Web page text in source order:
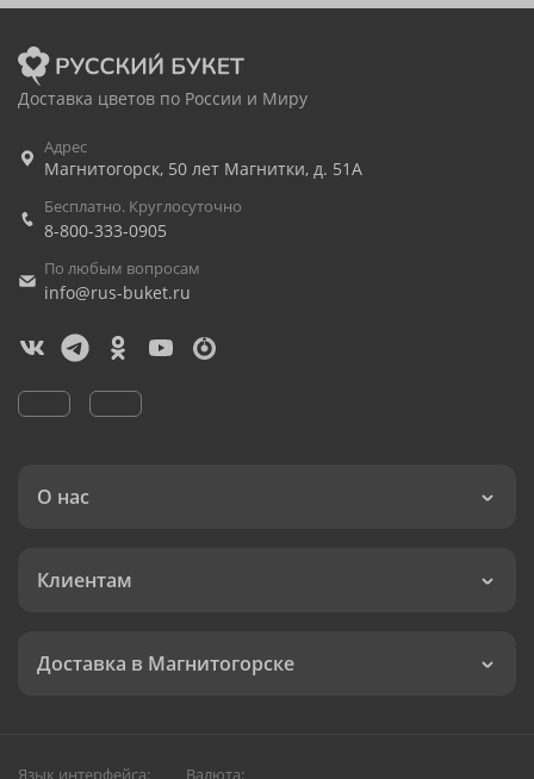
Доставка цветов по России и Миру
Адрес
Магнитогорск, 50 лет Магнитки, д. 51А
Бесплатно. Круглосуточно
8-800-333-0905
По любым вопросам
info@rus-buket.ru
О нас
Клиентам
Доставка в Магнитогорске
Язык интерфейса: Валюта: